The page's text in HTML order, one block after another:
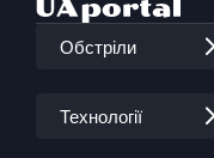
Обстріли
Технології